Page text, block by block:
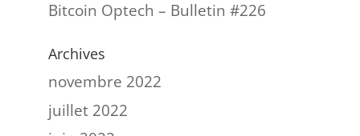
Bitcoin Optech – Bulletin #226
Archives
novembre 2022
juillet 2022